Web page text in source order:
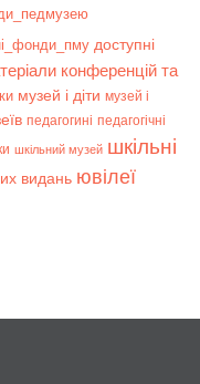
доступні
конференцій та
музей і діти музей і
педагогині педагогічні
шкільний музей шкільні
видань ювілеї